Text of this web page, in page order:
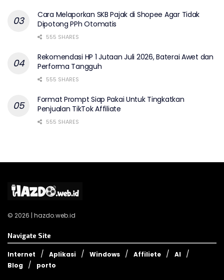
Cara Melaporkan SKB Pajak di Shopee Agar Tidak
Dipotong PPh Otomatis
555 SHARES
Rekomendasi HP 1 Jutaan Juli 2026, Baterai Awet dan
Performa Tangguh
555 SHARES
Format Prompt Siap Pakai Untuk Tingkatkan
Penjualan TikTok Affiliate
555 SHARES
© 2026 | hazdo.web.id
Navigate Site
Internet Aplikasi Windows Affiliete
AI
Blog
porto